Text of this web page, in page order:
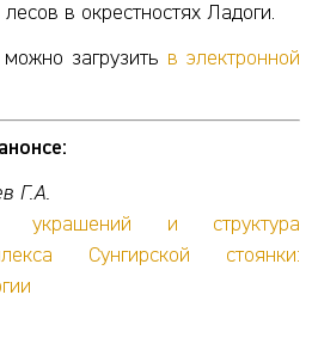
в окрестностях Ладоги.
загрузить в электронной
Г.А.
украшений и структура
Сунгирской стоянки: